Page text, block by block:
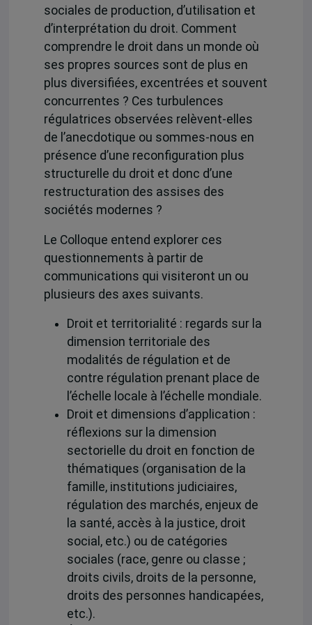
sociales de production, d’utilisation et
d’interprétation du droit. Comment
comprendre le droit dans un monde où
ses propres sources sont de plus en
plus diversifiées, excentrées et souvent
concurrentes ? Ces turbulences
régulatrices observées relèvent-elles
de l’anecdotique ou sommes-nous en
présence d’une reconfiguration plus
structurelle du droit et donc d’une
restructuration des assises des
sociétés modernes ?
Le Colloque entend explorer ces
questionnements à partir de
communications qui visiteront un ou
plusieurs des axes suivants.
Droit et territorialité : regards sur la
dimension territoriale des
modalités de régulation et de
contre régulation prenant place de
l’échelle locale à l’échelle mondiale.
Droit et dimensions d’application :
réflexions sur la dimension
sectorielle du droit en fonction de
thématiques (organisation de la
famille, institutions judiciaires,
régulation des marchés, enjeux de
la santé, accès à la justice, droit
social, etc.) ou de catégories
sociales (race, genre ou classe ;
droits civils, droits de la personne,
droits des personnes handicapées,
etc.).